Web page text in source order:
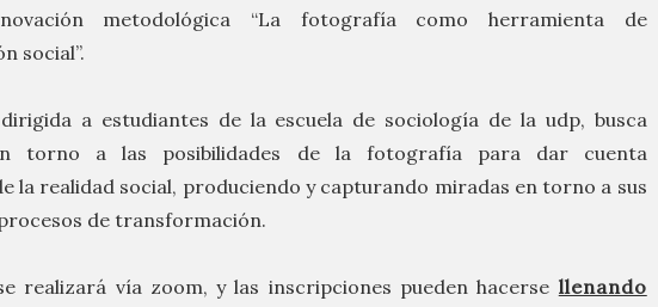
metodológica “La fotografía como herramienta de
social”.
a estudiantes de la escuela de sociología de la udp, busca
torno a las posibilidades de la fotografía para dar cuenta
la realidad social, produciendo y capturando miradas en torno a sus
de transformación.
realizará vía zoom, y las inscripciones pueden hacerse llenando